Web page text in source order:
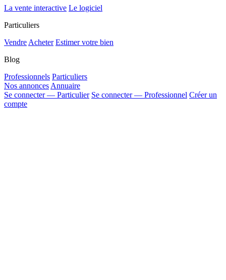
La vente interactive Le logiciel
Particuliers
Vendre Acheter Estimer votre bien
Blog
Professionnels Particuliers
Nos annonces Annuaire
Se connecter — Particulier Se connecter — Professionnel Créer un
compte